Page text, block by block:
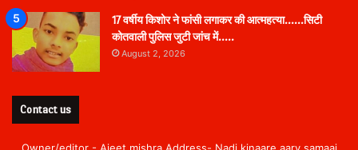
17 वर्षीय किशोर ने फांसी लगाकर की आत्महत्या……सिटी
कोतवाली पुलिस जुटी जांच में…..
August 2, 2026
Contact us
Owner/editor - Ajeet mishra Address- Nadi kinaare aary samaaj